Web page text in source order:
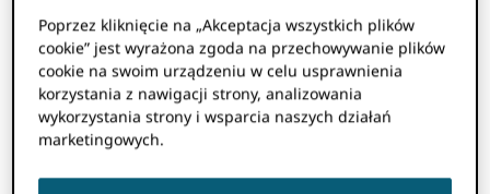
MTechMgt) i jest absolwentem
Australian Institute of the
Company Directors (GACID).
Poprzez kliknięcie na „Akceptacja wszystkich plików
cookie” jest wyrażona zgoda na przechowywanie plików
cookie na swoim urządzeniu w celu usprawnienia
korzystania z nawigacji strony, analizowania
wykorzystania strony i wsparcia naszych działań
marketingowych.